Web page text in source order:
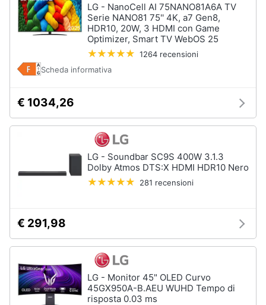
LG - NanoCell AI 75NANO81A6A TV
Serie NANO81 75'' 4K, a7 Gen8,
HDR10, 20W, 3 HDMI con Game
Optimizer, Smart TV WebOS 25
1264 recensioni
Scheda informativa
€ 1034,26
LG - Soundbar SC9S 400W 3.1.3
Dolby Atmos DTS:X HDMI HDR10 Nero
281 recensioni
€ 291,98
LG - Monitor 45" OLED Curvo
45GX950A-B.AEU WUHD Tempo di
risposta 0.03 ms